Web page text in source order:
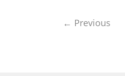
← Previous